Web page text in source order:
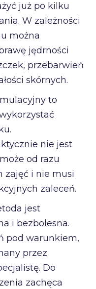
już po kilku
W zależności
można
jędrności
przebarwień
skórnych.
to
nie jest
od razu
zajęć i nie musi
zaleceń.
jest
i bezbolesna.
pod warunkiem,
przez
Do
zachęca